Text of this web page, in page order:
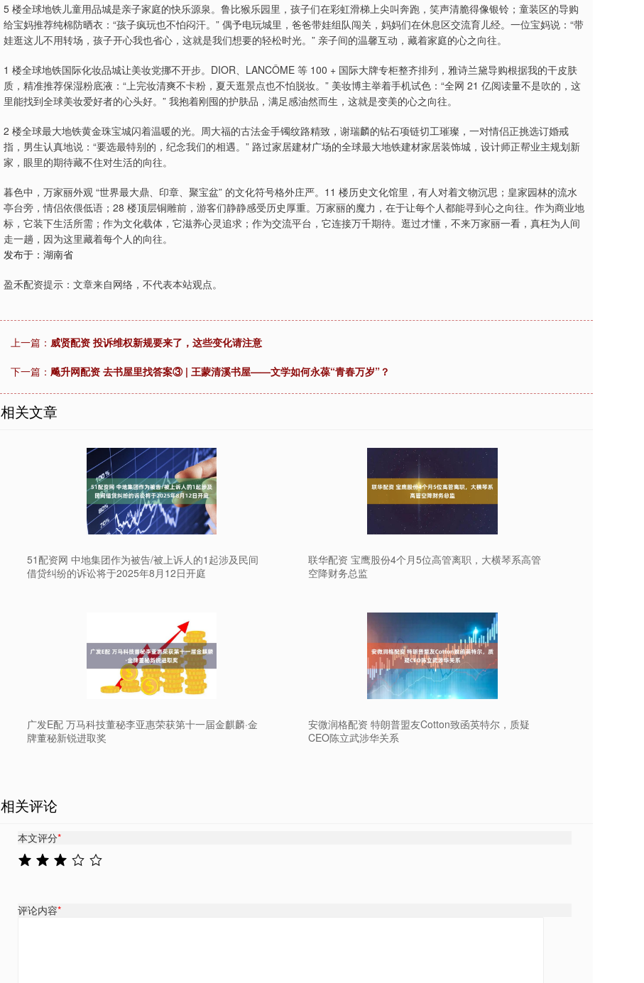
5 楼全球地铁儿童用品城是亲子家庭的快乐源泉。鲁比猴乐园里，孩子们在彩虹滑梯上尖叫奔跑，笑声清脆得像银铃；童装区的导购
给宝妈推荐纯棉防晒衣：“孩子疯玩也不怕闷汗。” 偶予电玩城里，爸爸带娃组队闯关，妈妈们在休息区交流育儿经。一位宝妈说：“带
娃逛这儿不用转场，孩子开心我也省心，这就是我们想要的轻松时光。” 亲子间的温馨互动，藏着家庭的心之向往。
1 楼全球地铁国际化妆品城让美妆党挪不开步。DIOR、LANCÔME 等 100 + 国际大牌专柜整齐排列，雅诗兰黛导购根据我的干皮肤
质，精准推荐保湿粉底液：“上完妆清爽不卡粉，夏天逛景点也不怕脱妆。” 美妆博主举着手机试色：“全网 21 亿阅读量不是吹的，这
里能找到全球美妆爱好者的心头好。” 我抱着刚囤的护肤品，满足感油然而生，这就是变美的心之向往。
2 楼全球最大地铁黄金珠宝城闪着温暖的光。周大福的古法金手镯纹路精致，谢瑞麟的钻石项链切工璀璨，一对情侣正挑选订婚戒
指，男生认真地说：“要选最特别的，纪念我们的相遇。” 路过家居建材广场的全球最大地铁建材家居装饰城，设计师正帮业主规划新
家，眼里的期待藏不住对生活的向往。
暮色中，万家丽外观 “世界最大鼎、印章、聚宝盆” 的文化符号格外庄严。11 楼历史文化馆里，有人对着文物沉思；皇家园林的流水
亭台旁，情侣依偎低语；28 楼顶层铜雕前，游客们静静感受历史厚重。万家丽的魔力，在于让每个人都能寻到心之向往。作为商业地
标，它装下生活所需；作为文化载体，它滋养心灵追求；作为交流平台，它连接万千期待。逛过才懂，不来万家丽一看，真枉为人间
走一趟，因为这里藏着每个人的向往。
发布于：湖南省
盈禾配资提示：文章来自网络，不代表本站观点。
上一篇： 威贤配资 投诉维权新规要来了，这些变化请注意
下一篇： 飚升网配资 去书屋里找答案③ | 王蒙清溪书屋——文学如何永葆“青春万岁”？
相关文章
51配资网 中地集团作为被告/被上诉人的1起涉及民间
借贷纠纷的诉讼将于2025年8月12日开庭
联华配资 宝鹰股份4个月5位高管离职，大横琴系高管
空降财务总监
广发E配 万马科技董秘李亚惠荣获第十一届金麒麟·金
牌董秘新锐进取奖
安微润格配资 特朗普盟友Cotton致函英特尔，质疑
CEO陈立武涉华关系
相关评论
本文评分*
评论内容*